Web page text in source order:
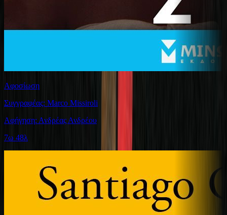
Αφοσίωση
Συγγραφέας: Marco Missiroli
Αφήγηση: Ανδρέας Ανδρέου
7ω 48λ